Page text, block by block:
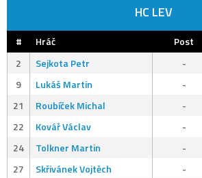
HC LEV
# Hráč Post
2
Sejkota Petr -
9
Lukáš Martin -
21
Roubíček Michal -
22
Kovář Václav -
24
Tolkner Martin -
27
Skřivánek Vojtěch -